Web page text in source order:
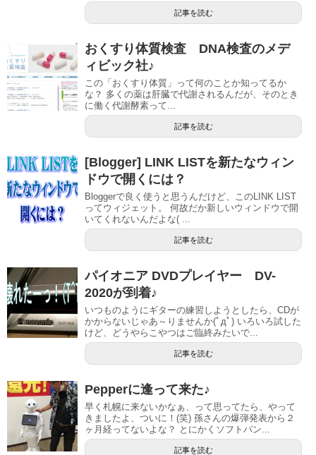
記事を読む
おくすり体質検査 DNA検査のメデ
ィビック社♪
この「おくすり体質」って何のことか知ってるか
な？ 多くの薬は肝臓で代謝されるんだが、そのとき
に働く代謝酵素って...
記事を読む
[Blogger] LINK LISTを新たなウィン
ドウで開くには？
Bloggerで良く使うと思うんだけど、このLINK LIST
ってウィジェット。 何故だか新しいウィンドウで開
いてくれないんだよな( ...
記事を読む
パイオニア DVDプレイヤー DV-
2020が到着♪
いつものようにギターの練習しようとしたら、CDが
かからないじゃあ～りませんか(ﾟдﾟ) いろいろ試した
けど、どうやらこやつはご臨終みたいで...
記事を読む
Pepperに逢って来た♪
早く札幌に来ないかなぁ、って思ってたら、やって
きましたよ、ついに！(笑) 孫さんの爆弾発表から２
ヶ月経ってないよな？ とにかくソフトバン...
記事を読む